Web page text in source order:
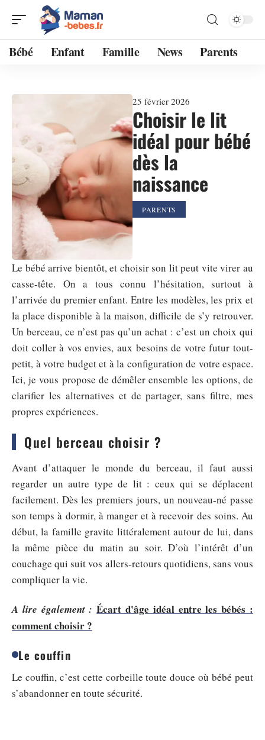
Bébé Enfant Famille News Parents
25 février 2026
Choisir le lit
idéal pour bébé
dès la
naissance
PARENTS
Le bébé arrive bientôt, et choisir son lit peut vite virer au
casse-tête. On a tous connu l’hésitation, surtout à
l’arrivée du premier enfant. Entre les modèles, les prix et
la place disponible à la maison, difficile de s’y retrouver.
Un berceau, ce n’est pas qu’un achat : c’est un choix qui
doit coller à vos envies, aux besoins de votre futur tout-
petit, à votre budget et à la configuration de votre espace.
Ici, je vous propose de démêler ensemble les options, de
clarifier les alternatives et de partager, sans filtre, mes
propres expériences.
Quel berceau choisir ?
Avant d’attaquer le monde du berceau, il faut aussi
regarder un autre type de lit : ceux qui se déplacent
facilement. Dès les premiers jours, un nouveau-né passe
son temps à dormir, à manger et à recevoir des soins. Au
début, la famille gravite littéralement autour de lui, dans
la même pièce du matin au soir. D’où l’intérêt d’un
couchage qui suit vos allers-retours quotidiens, sans vous
compliquer la vie.
A lire également : Écart d'âge idéal entre les bébés :
comment choisir ?
Le couffin
Le couffin, c’est cette corbeille toute douce où bébé peut
s’abandonner en toute sécurité.